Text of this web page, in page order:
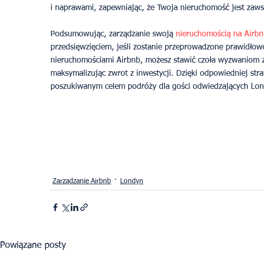
i naprawami, zapewniając, że Twoja nieruchomość jest
Podsumowując, zarządzanie swoją nieruchomością na
przedsięwzięciem, jeśli zostanie przeprowadzone
nieruchomościami Airbnb, możesz stawić czoła
maksymalizując zwrot z inwestycji. Dzięki odpowiedniej
poszukiwanym celem podróży dla gości odwiedzających
Zarządzanie Airbnb Londyn
Powiązane posty